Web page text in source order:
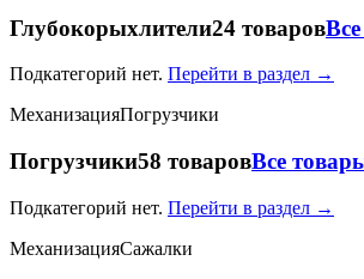
Глубокорыхлители24 товаров
Подкатегорий нет. Перейти в раздел →
МеханизацияПогрузчики
Погрузчики58 товаровВсе
Подкатегорий нет. Перейти в раздел →
МеханизацияСажалки